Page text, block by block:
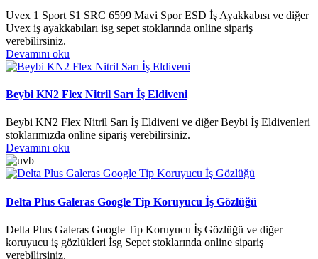
Uvex 1 Sport S1 SRC 6599 Mavi Spor ESD İş Ayakkabısı ve diğer
Uvex iş ayakkabıları isg sepet stoklarında online sipariş
verebilirsiniz.
Devamını oku
Beybi KN2 Flex Nitril Sarı İş Eldiveni
Beybi KN2 Flex Nitril Sarı İş Eldiveni ve diğer Beybi İş Eldivenleri
stoklarımızda online sipariş verebilirsiniz.
Devamını oku
Delta Plus Galeras Google Tip Koruyucu İş Gözlüğü
Delta Plus Galeras Google Tip Koruyucu İş Gözlüğü ve diğer
koruyucu iş gözlükleri İsg Sepet stoklarında online sipariş
verebilirsiniz.